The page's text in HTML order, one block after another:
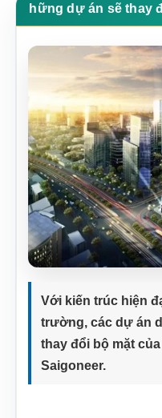
hững dự án sẽ thay
Với kiến trúc hiện
trường, các dự án
thay đổi bộ mặt
Saigoneer.